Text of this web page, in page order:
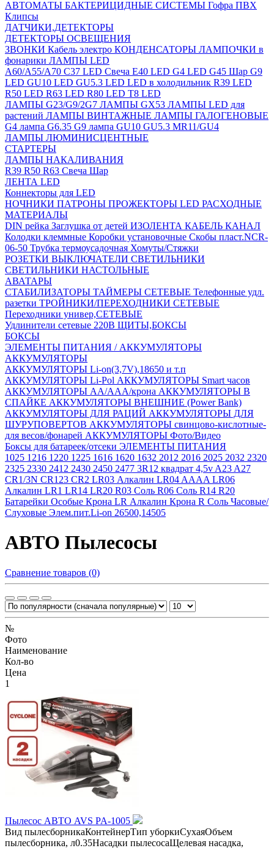
АВТОМАТЫ БАКТЕРИЦИДНЫЕ СИСТЕМЫ Гофра ПВХ
Клипсы
ДАТЧИКИ,ДЕТЕКТОРЫ
ДЕТЕКТОРЫ ОСВЕЩЕНИЯ
ЗВОНКИ Кабель электро КОНДЕНСАТОРЫ ЛАМПОЧКИ в
фонарики ЛАМПЫ LED
A60/A55/A70 C37 LED Свеча E40 LED G4 LED G45 Шар G9
LED GU10 LED GU5.3 LED LED в холодильник R39 LED
R50 LED R63 LED R80 LED T8 LED
ЛАМПЫ G23/G9/2G7 ЛАМПЫ GX53 ЛАМПЫ LED для
растений ЛАМПЫ ВИНТАЖНЫЕ ЛАМПЫ ГАЛОГЕНОВЫЕ
G4 лампа G6.35 G9 лампа GU10 GU5.3 MR11/GU4
ЛАМПЫ ЛЮМИНИСЦЕНТНЫЕ
СТАРТЕРЫ
ЛАМПЫ НАКАЛИВАНИЯ
R39 R50 R63 Свеча Шар
ЛЕНТА LED
Коннекторы для LED
НОЧНИКИ ПАТРОНЫ ПРОЖЕКТОРЫ LED РАСХОДНЫЕ
МАТЕРИАЛЫ
DIN рейка Заглушка от детей ИЗОЛЕНТА КАБЕЛЬ КАНАЛ
Колодки клеммные Коробки установочные Скобы пласт.NCR-
06-50 Трубка термоусадочная Хомуты/Стяжки
РОЗЕТКИ ВЫКЛЮЧАТЕЛИ СВЕТИЛЬНИКИ
СВЕТИЛЬНИКИ НАСТОЛЬНЫЕ
АВАТАРЫ
СТАБИЛИЗАТОРЫ ТАЙМЕРЫ СЕТЕВЫЕ Телефонные удл.
разетки ТРОЙНИКИ/ПЕРЕХОДНИКИ СЕТЕВЫЕ
Переходники универ,СЕТЕВЫЕ
Удлинители сетевые 220В ЩИТЫ,БОКСЫ
БОКСЫ
ЭЛЕМЕНТЫ ПИТАНИЯ / АККУМУЛЯТОРЫ
АККУМУЛЯТОРЫ
АККУМУЛЯТОРЫ Li-on(3,7V),18650 и т.п
АККУМУЛЯТОРЫ Li-Pol АККУМУЛЯТОРЫ Smart часов
АККУМУЛЯТОРЫ АА/ААА/крона АККУМУЛЯТОРЫ В
СПАЙКЕ АККУМУЛЯТОРЫ ВНЕШНИЕ (Power Bank)
АККУМУЛЯТОРЫ ДЛЯ РАЦИЙ АККУМУЛЯТОРЫ ДЛЯ
ШУРУПОВЕРТОВ АККУМУЛЯТОРЫ свинцово-кислотные-
для весов/фонарей АККУМУЛЯТОРЫ Фото/Видео
Боксы для батареек/отсеки ЭЛЕМЕНТЫ ПИТАНИЯ
1025 1216 1220 1225 1616 1620 1632 2012 2016 2025 2032 2320
2325 2330 2412 2430 2450 2477 3R12 квадрат 4,5v A23 A27
CR1/3N CR123 CR2 LR03 Алкалин LR04 AAAA LR06
Алкалин LR1 LR14 LR20 R03 Соль R06 Соль R14 R20
Батарейки Особые Крона LR Алкалин Крона R Соль Часовые/
Слуховые Элем.пит.Li-on 26500,14505
АВТО Пылесосы
Сравнение товаров (0)
№
Фото
Наименование
Кол-во
Цена
1
Пылесос АВТО AVS PA-1005
Вид пылесборникаКонтейнерТип уборкиСухаяОбъем
пылесборника, л0.35Насадки пылесосаЩелевая насадка,